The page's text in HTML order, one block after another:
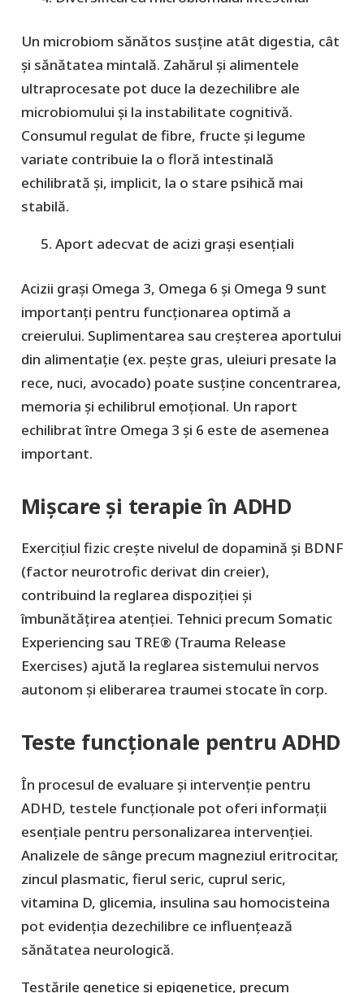
Un microbiom sănătos susține atât digestia, cât
și sănătatea mintală. Zahărul și alimentele
ultraprocesate pot duce la dezechilibre ale
microbiomului și la instabilitate cognitivă.
Consumul regulat de fibre, fructe și legume
variate contribuie la o floră intestinală
echilibrată și, implicit, la o stare psihică mai
stabilă.
Aport adecvat de acizi grași esențiali
Acizii grași Omega 3, Omega 6 și Omega 9 sunt
importanți pentru funcționarea optimă a
creierului. Suplimentarea sau creșterea aportului
din alimentație (ex. pește gras, uleiuri presate la
rece, nuci, avocado) poate susține concentrarea,
memoria și echilibrul emoțional. Un raport
echilibrat între Omega 3 și 6 este de asemenea
important.
Mișcare și terapie în ADHD
Exercițiul fizic crește nivelul de dopamină și BDNF
(factor neurotrofic derivat din creier),
contribuind la reglarea dispoziției și
îmbunătățirea atenției. Tehnici precum Somatic
Experiencing sau TRE® (Trauma Release
Exercises) ajută la reglarea sistemului nervos
autonom și eliberarea traumei stocate în corp.
Teste funcționale pentru ADHD
În procesul de evaluare și intervenție pentru
ADHD, testele funcționale pot oferi informații
esențiale pentru personalizarea intervenției.
Analizele de sânge precum magneziul eritrocitar,
zincul plasmatic, fierul seric, cuprul seric,
vitamina D, glicemia, insulina sau homocisteina
pot evidenția dezechilibre ce influențează
sănătatea neurologică.
Testările genetice și epigenetice, precum